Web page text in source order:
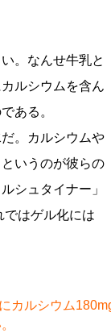
。なんせ牛乳と
ルシウムを含ん
ある。
。カルシウムや
いうのが彼らの
シュタイナー」
ではゲル化には
カルシウム